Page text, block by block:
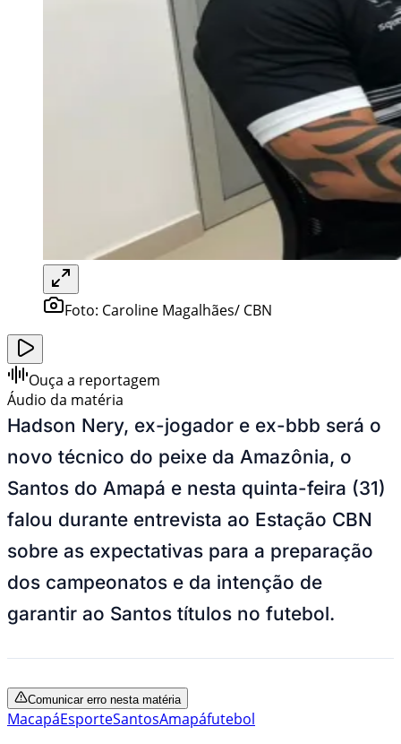
Foto: Caroline Magalhães/ CBN
Ouça a reportagem
Áudio da matéria
Hadson Nery, ex-jogador e ex-bbb será o
novo técnico do peixe da Amazônia, o
Santos do Amapá e nesta quinta-feira (31)
falou durante entrevista ao Estação CBN
sobre as expectativas para a preparação
dos campeonatos e da intenção de
garantir ao Santos títulos no futebol.
Comunicar erro nesta matéria
MacapáEsporteSantosAmapáfutebol